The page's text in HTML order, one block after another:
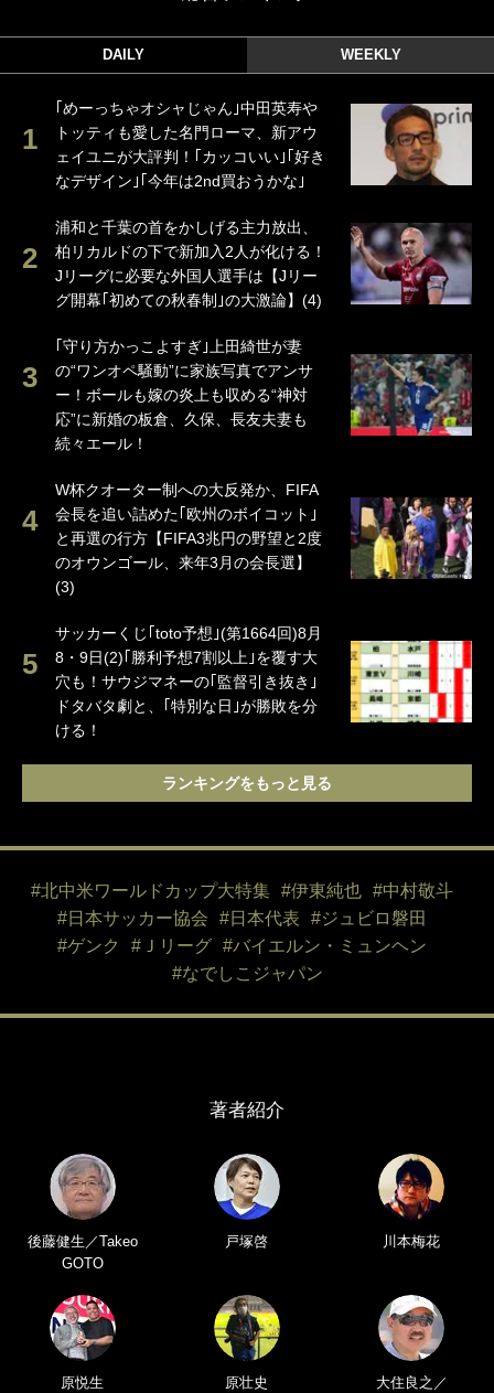
DAILY WEEKLY
｢めーっちゃオシャじゃん｣中田英寿や
トッティも愛した名門ローマ、新アウ
ェイユニが大評判！｢カッコいい｣｢好き
なデザイン｣｢今年は2nd買おうかな｣
浦和と千葉の首をかしげる主力放出、
柏リカルドの下で新加入2人が化ける！
Jリーグに必要な外国人選手は【Jリー
グ開幕｢初めての秋春制｣の大激論】(4)
｢守り方かっこよすぎ｣上田綺世が妻
の“ワンオペ騒動”に家族写真でアンサ
ー！ボールも嫁の炎上も収める“神対
応”に新婚の板倉、久保、長友夫妻も
続々エール！
W杯クオーター制への大反発か、FIFA
会長を追い詰めた｢欧州のボイコット｣
と再選の行方【FIFA3兆円の野望と2度
のオウンゴール、来年3月の会長選】
(3)
サッカーくじ｢toto予想｣(第1664回)8月
8・9日(2)｢勝利予想7割以上｣を覆す大
穴も！サウジマネーの｢監督引き抜き｣
ドタバタ劇と、｢特別な日｣が勝敗を分
ける！
ランキングをもっと見る
#北中米ワールドカップ大特集 #伊東純也
#中村敬斗
#日本サッカー協会
#日本代表
#ジュビロ磐田
#ゲンク
#Ｊリーグ
#バイエルン・ミュンヘン
#なでしこジャパン
著者紹介
後藤健生／Takeo
GOTO
戸塚啓 川本梅花
原悦生 原壮史
大住良之／